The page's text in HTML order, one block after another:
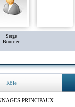
Serge
Bourrier
Rôle
PRINCIPAUX